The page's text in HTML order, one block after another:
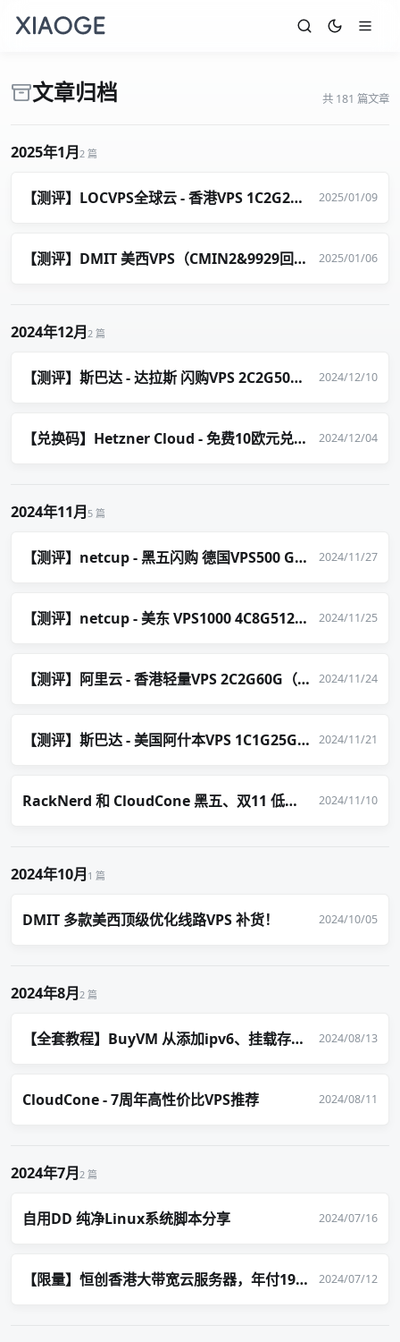
文章归档 共 181 篇文章
2025年1月2 篇
【测评】LOCVPS全球云 - 香港VPS 1C2G20G（600）80元/年 2025/01/09
【测评】DMIT 美西VPS（CMIN2&9929回程）- 1C1G20G（1T）39.9美元/年 2025/01/06
2024年12月2 篇
【测评】斯巴达 - 达拉斯 闪购VPS 2C2G50G（3T流量） 30美元/年 2024/12/10
【兑换码】Hetzner Cloud - 免费10欧元兑换码 2024/12/04
2024年11月 5 篇
【测评】netcup - 黑五闪购 德国VPS500 G11s 3.25欧元/月 2024/11/27
【测评】netcup - 美东 VPS1000 4C8G512G 5.75欧元/月 2024/11/25
【测评】阿里云 - 香港轻量VPS 2C2G60G（2T流量）34元/月 2024/11/24
【测评】斯巴达 - 美国阿什本VPS 1C1G25G（2T流量） 4.8美元/月 2024/11/21
RackNerd 和 CloudCone 黑五、双11 低价VPS套餐推荐 2024/11/10
2024年10月 1 篇
DMIT 多款美西顶级优化线路VPS 补货！ 2024/10/05
2024年8月2 篇
【全套教程】BuyVM 从添加ipv6、挂载存储块 到安装qBittorrent 到pt刷流 2024/08/13
CloudCone - 7周年高性价比VPS推荐 2024/08/11
2024年7月2 篇
自用DD 纯净Linux系统脚本分享 2024/07/16
【限量】恒创香港大带宽云服务器，年付198元起！ 2024/07/12